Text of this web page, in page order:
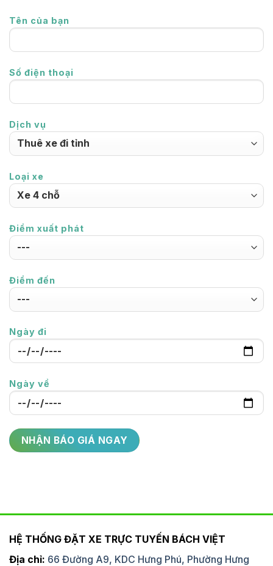
Tên của bạn
Số điện thoại
Dịch vụ
Loại xe
Điểm xuất phát
Điểm đến
Ngày đi
Ngày về
HỆ THỐNG ĐẶT XE TRỰC TUYẾN BÁCH VIỆT
Địa chỉ: 66 Đường A9, KDC Hưng Phú, Phường Hưng